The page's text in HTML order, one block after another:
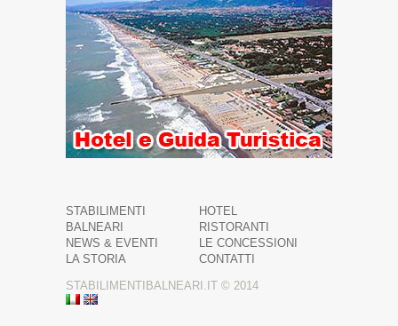
STABILIMENTI
BALNEARI
HOTEL
RISTORANTI
NEWS & EVENTI
LE CONCESSIONI
LA STORIA
CONTATTI
STABILIMENTIBALNEARI.IT © 2014